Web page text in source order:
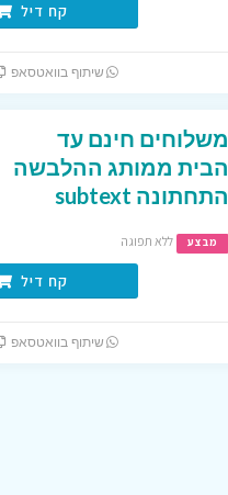
קח דיל
שיתוף בוואטסאפ
משלוחים חינם עד
הבית ממותג ההלבשה
התחתונה subtext
מבצע ללא תפוגה
קח דיל
שיתוף בוואטסאפ